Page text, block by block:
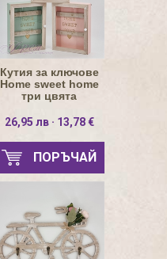
Кутия за ключове
Home sweet home
три цвята
26,95 лв · 13,78 €
ПОРЪЧАЙ